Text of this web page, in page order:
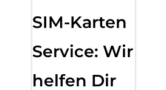
SIM-Karten
Service: Wir
helfen Dir